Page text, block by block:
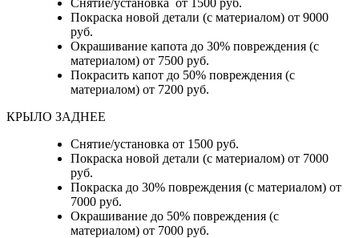
Покраска новой детали (с материалом) от 9000
руб.
Окрашивание капота до 30% повреждения (с
материалом) от 7500 руб.
Покрасить капот до 50% повреждения (с
материалом) от 7200 руб.
КРЫЛО ЗАДНЕЕ
Снятие/установка от 1500 руб.
Покраска новой детали (с материалом) от 7000
руб.
Покраска до 30% повреждения (с материалом) от
7000 руб.
Окрашивание до 50% повреждения (с
материалом) от 7000 руб.